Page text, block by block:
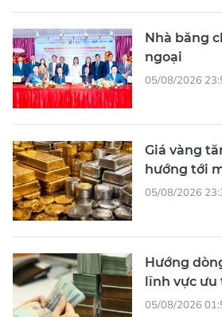
Nhà băng
ngoại
05/08/2026
Giá vàng
hướng tới
05/08/2026
Hướng
lĩnh vực ưu
05/08/2026